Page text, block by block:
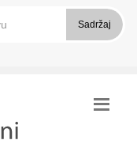
Sadržaj